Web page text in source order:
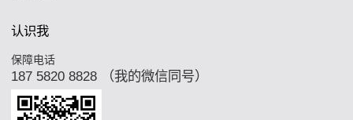
认识我
保障电话
187 5820 8828 （我的微信同号）